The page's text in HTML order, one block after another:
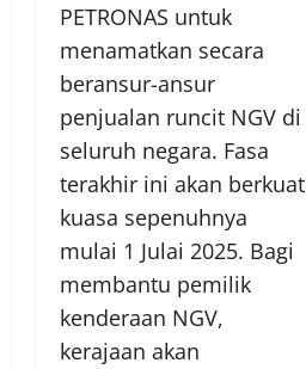
PETRONAS untuk
menamatkan secara
beransur-ansur
penjualan runcit NGV di
seluruh negara. Fasa
terakhir ini akan berkuat
kuasa sepenuhnya
mulai 1 Julai 2025. Bagi
membantu pemilik
kenderaan NGV,
kerajaan akan